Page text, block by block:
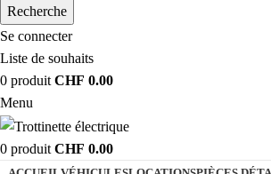
Recherche
Se connecter
Liste de souhaits
0 produit CHF 0.00
Menu
0 produit CHF 0.00